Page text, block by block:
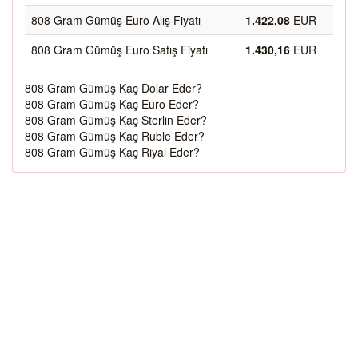
808 Gram Gümüş Euro Alış Fiyatı
1.422,08 EUR
808 Gram Gümüş Euro Satış Fiyatı
1.430,16 EUR
808 Gram Gümüş Kaç Dolar Eder?
808 Gram Gümüş Kaç Euro Eder?
808 Gram Gümüş Kaç Sterlin Eder?
808 Gram Gümüş Kaç Ruble Eder?
808 Gram Gümüş Kaç Riyal Eder?